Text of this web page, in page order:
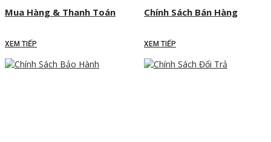
Mua Hàng & Thanh Toán
XEM TIẾP
Chính Sách Bán Hàng
XEM TIẾP